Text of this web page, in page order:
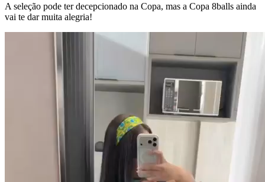
A seleção pode ter decepcionado na Copa, mas a Copa 8balls ainda
vai te dar muita alegria!